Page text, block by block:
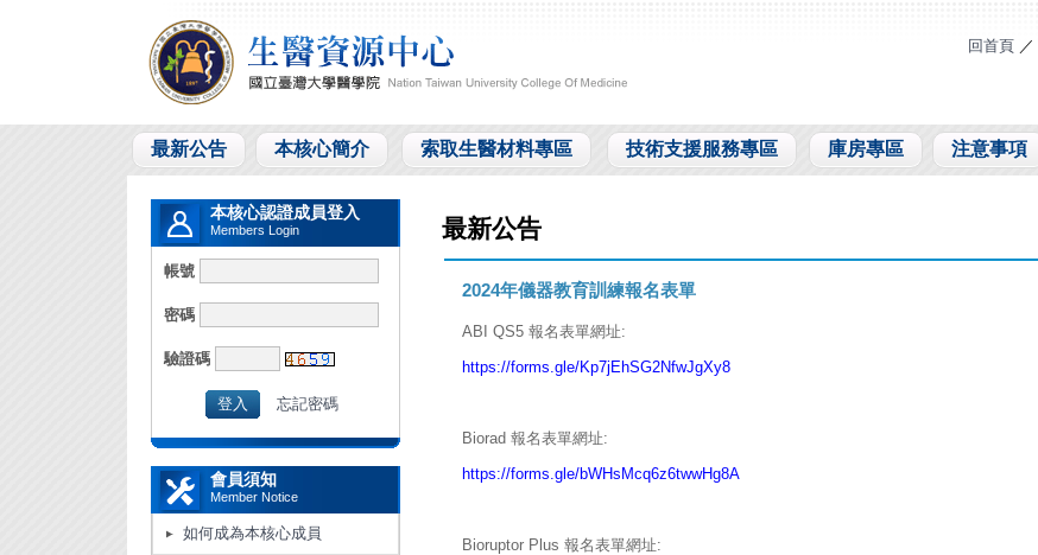
回首頁 ／
最新公告 本核心簡介 索取生醫材料專區 技術支援服務專區 庫房專區 注意事項
本核心認證成員登入
Members Login
帳號
密碼
驗證碼
忘記密碼
會員須知
Member Notice
如何成為本核心成員
最新公告
2024年儀器教育訓練報名表單
ABI QS5 報名表單網址:
https://forms.gle/Kp7jEhSG2NfwJgXy8
Biorad 報名表單網址:
https://forms.gle/bWHsMcq6z6twwHg8A
Bioruptor Plus 報名表單網址: